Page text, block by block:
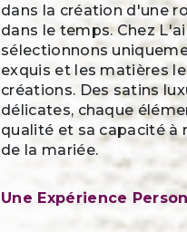
dans la création d'une
dans le temps. Chez
sélectionnons
exquis et les matières
créations. Des satins
délicates, chaque
qualité et sa capacité à
de la mariée.
Une Expérience